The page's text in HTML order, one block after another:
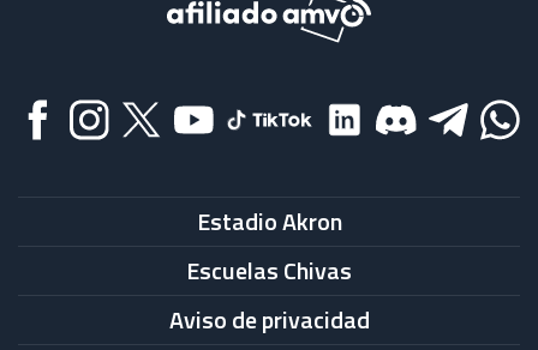
Estadio Akron
Escuelas Chivas
Aviso de privacidad